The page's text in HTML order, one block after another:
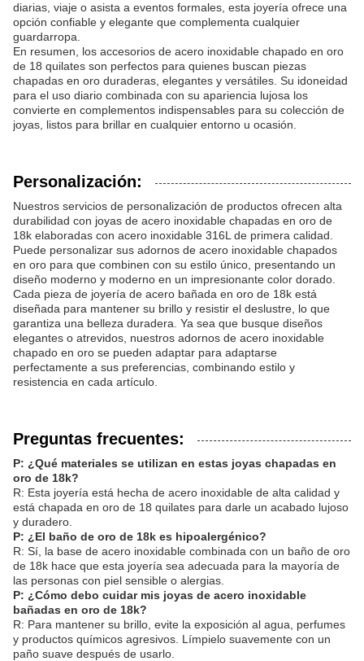
diarias, viaje o asista a eventos formales, esta joyería ofrece una
opción confiable y elegante que complementa cualquier
guardarropa.
En resumen, los accesorios de acero inoxidable chapado en oro
de 18 quilates son perfectos para quienes buscan piezas
chapadas en oro duraderas, elegantes y versátiles. Su idoneidad
para el uso diario combinada con su apariencia lujosa los
convierte en complementos indispensables para su colección de
joyas, listos para brillar en cualquier entorno u ocasión.
Personalización:
Nuestros servicios de personalización de productos ofrecen alta
durabilidad con joyas de acero inoxidable chapadas en oro de
18k elaboradas con acero inoxidable 316L de primera calidad.
Puede personalizar sus adornos de acero inoxidable chapados
en oro para que combinen con su estilo único, presentando un
diseño moderno y moderno en un impresionante color dorado.
Cada pieza de joyería de acero bañada en oro de 18k está
diseñada para mantener su brillo y resistir el deslustre, lo que
garantiza una belleza duradera. Ya sea que busque diseños
elegantes o atrevidos, nuestros adornos de acero inoxidable
chapado en oro se pueden adaptar para adaptarse
perfectamente a sus preferencias, combinando estilo y
resistencia en cada artículo.
Preguntas frecuentes:
P: ¿Qué materiales se utilizan en estas joyas chapadas en
oro de 18k?
R: Esta joyería está hecha de acero inoxidable de alta calidad y
está chapada en oro de 18 quilates para darle un acabado lujoso
y duradero.
P: ¿El baño de oro de 18k es hipoalergénico?
R: Sí, la base de acero inoxidable combinada con un baño de oro
de 18k hace que esta joyería sea adecuada para la mayoría de
las personas con piel sensible o alergias.
P: ¿Cómo debo cuidar mis joyas de acero inoxidable
bañadas en oro de 18k?
R: Para mantener su brillo, evite la exposición al agua, perfumes
y productos químicos agresivos. Límpielo suavemente con un
paño suave después de usarlo.